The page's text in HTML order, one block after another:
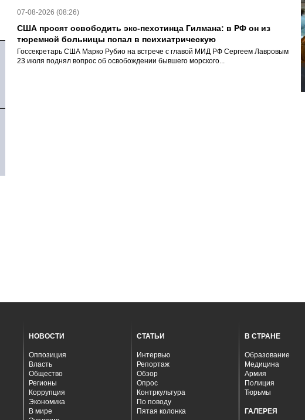
07-08-2026 (08:26)
США просят освободить экс-пехотинца Гилмана: в РФ он из
тюремной больницы попал в психиатрическую
Госсекретарь США Марко Рубио на встрече с главой МИД РФ Сергеем Лавровым
23 июля поднял вопрос об освобождении бывшего морского...
НОВОСТИ
Оппозиция
Власть
Общество
Регионы
Коррупция
Экономика
В мире
СТАТЬИ
Интервью
Репортаж
Обзор
Опрос
Контркультура
По поводу
Пятая колонка
В СТРАНЕ
Образование
Медицина
Армия
Полиция
Тюрьмы
ГАЛЕРЕЯ